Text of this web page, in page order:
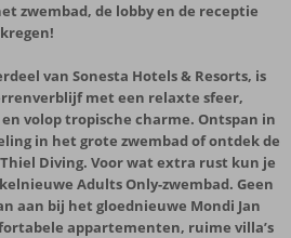
zwembad, de lobby en de receptie
van Sonesta Hotels & Resorts, is
met een relaxte sfeer,
volop tropische charme. Ontspan in
in het grote zwembad of ontdek de
Diving. Voor wat extra rust kun je
Adults Only-zwembad. Geen
aan bij het gloednieuwe Mondi Jan
appartementen, ruime villa’s